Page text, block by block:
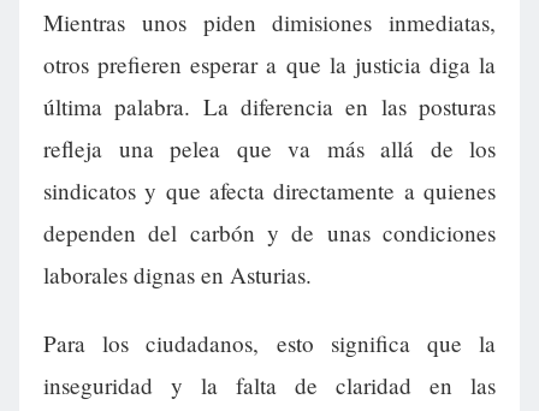
Mientras unos piden dimisiones inmediatas,
otros prefieren esperar a que la justicia diga la
última palabra. La diferencia en las posturas
refleja una pelea que va más allá de los
sindicatos y que afecta directamente a quienes
dependen del carbón y de unas condiciones
laborales dignas en Asturias.
Para los ciudadanos, esto significa que la
inseguridad y la falta de claridad en las